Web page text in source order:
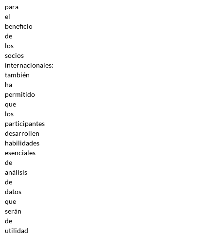
para
el
beneficio
de
los
socios
internacionales:
también
ha
permitido
que
los
participantes
desarrollen
habilidades
esenciales
de
análisis
de
datos
que
serán
de
utilidad